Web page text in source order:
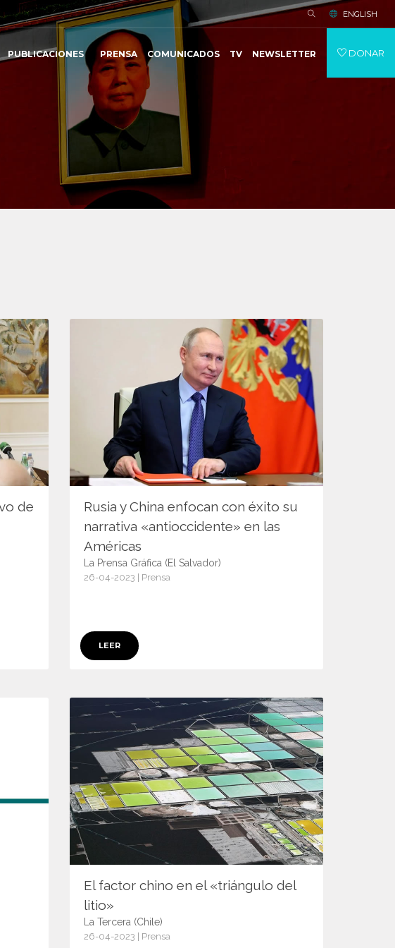
ENGLISH
PUBLICACIONES PRENSA COMUNICADOS TV NEWSLETTER DONAR
de
Rusia y China enfocan con éxito su
narrativa «antioccidente» en las
Américas
La Prensa Gráfica (El Salvador)
26-04-2023 | Prensa
LEER
El factor chino en el «triángulo del
litio»
La Tercera (Chile)
26-04-2023 | Prensa